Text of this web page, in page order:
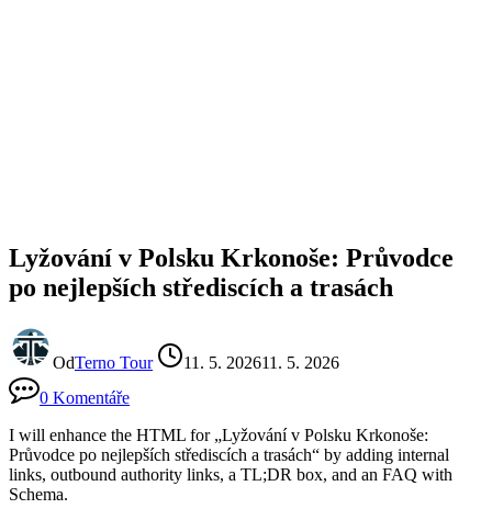
Lyžování v Polsku Krkonoše: Průvodce
po nejlepších střediscích a trasách
OdTerno Tour 11. 5. 202611. 5. 2026
0 Komentáře
I will enhance the HTML for „Lyžování v Polsku Krkonoše:
Průvodce po nejlepších střediscích a trasách“ by adding internal
links, outbound authority links, a TL;DR box, and an FAQ with
Schema.